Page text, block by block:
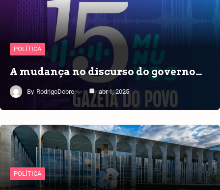
POLÍTICA
A mudança no discurso do governo…
By RodrigoDobre abr 1, 2025
POLÍTICA